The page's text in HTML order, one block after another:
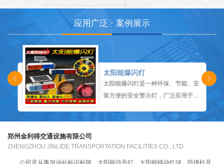
应用广泛 · 案例展示
太阳能爆闪灯
太阳能爆闪灯是一种环保、节能、安
装方便的安全警示灯，广泛应用于交
择和使用时，建议根据具体需求和场
郑州金利得交通设施有限公司
ZHENGZHOU JINLIDE TRANSPORTATION FACILITIES CO., LTD
公司是从事加油站标识标牌、太阳能信号灯、太阳能移动红绿、防撞柱及